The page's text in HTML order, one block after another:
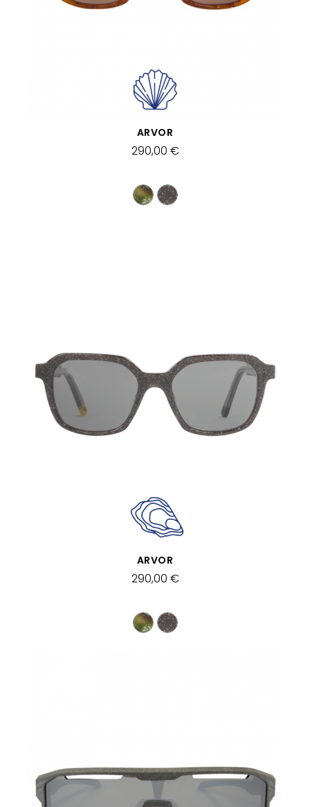
SCHNELLANSICHT
ARVOR
290,00 €
SCHNELLANSICHT
ARVOR
290,00 €